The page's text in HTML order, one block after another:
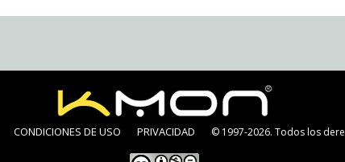
CONDICIONES DE USO PRIVACIDAD © 1997-2026. Todos los